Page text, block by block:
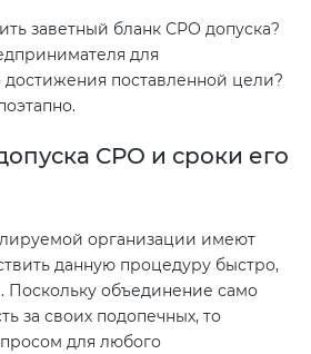
заветный бланк СРО допуска?
для
достижения поставленной цели?
СРО и сроки его
организации имеют
данную процедуру быстро,
Поскольку объединение само
за своих подопечных, то
для любого